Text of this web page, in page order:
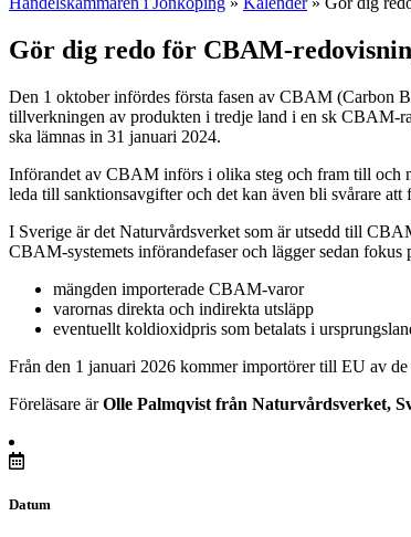
Gör dig redo för CBAM-
Den 1 oktober infördes första fasen av CBAM (Carbon
tillverkningen av produkten i tredje land i en sk CBAM-
ska lämnas in 31 januari 2024.
Införandet av CBAM införs i olika steg och fram till och
leda till sanktionsavgifter och det kan även bli svårare
I Sverige är det Naturvårdsverket som är utsedd till
CBAM-systemets införandefaser och lägger sedan
mängden importerade CBAM-varor
varornas direkta och indirekta utsläpp
eventuellt koldioxidpris som betalats i
Från den 1 januari 2026 kommer importörer till EU av
Föreläsare ärOlle Palmqvist från Naturvårdsverket,
Datum